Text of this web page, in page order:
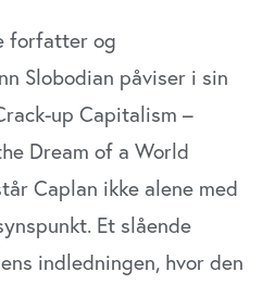
forfatter og
Slobodian påviser i sin
up Capitalism –
Dream of a World
Caplan ikke alene med
Et slående
indledningen, hvor den